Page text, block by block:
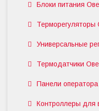
Блоки питания
Универсальные
Термодатчики
Панели
Контроллеры для